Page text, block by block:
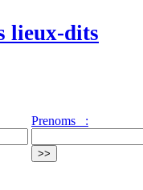
lieux-dits
Prenoms :